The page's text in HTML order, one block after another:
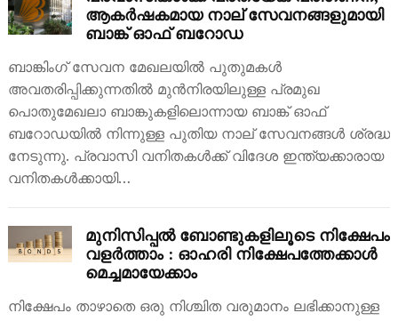
ആകർഷകമായ നാല് സേവനങ്ങളുമായി
ബാങ്ക് ഓഫ് ബറോഡ
ബാങ്കിംഗ് സേവന മേഖലയിൽ പുതുമകൾ
അവതരിപ്പിക്കുന്നതിൽ മുൻനിരയിലുള്ള പ്രമുഖ
പൊതുമേഖലാ ബാങ്കുകളിലൊന്നായ ബാങ്ക് ഓഫ്
ബറോഡയിൽ നിന്നുള്ള പുതിയ നാല് സേവനങ്ങൾ ശ്രദ്ധ
നേടുന്നു. പ്രവാസി വനിതകൾക്ക് വിദേശ ഇന്ത്യക്കാരായ
വനിതകൾക്കായി…
മുനിസിപ്പൽ ബോണ്ടുകളിലൂടെ നിക്ഷേപം
വളർത്താം : ഓഹരി നിക്ഷേപത്തേക്കാൾ
മെച്ചമായേക്കാം
നിക്ഷേപം താഴാതെ ഒരു നിശ്ചിത വരുമാനം ലഭിക്കാനുള്ള